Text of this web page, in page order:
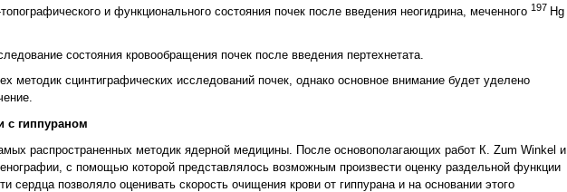
и функционального состояния почек после введения неогидрина, меченного 197 Hg
состояния кровообращения почек после введения пертехнетата.
методик сцинтиграфических исследований почек, однако основное внимание будет уделено
с гиппураном
распространенных методик ядерной медицины. После основополагающих работ К. Zum Winkel и
с помощью которой представлялось возможным произвести оценку раздельной функции
сердца позволяло оценивать скорость очищения крови от гиппурана и на основании этого